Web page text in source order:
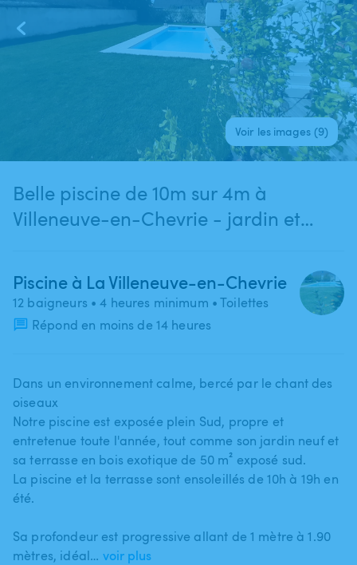
Voir les images (9)
Belle piscine de 10m sur 4m à
Villeneuve-en-Chevrie - jardin et
Piscine à La Villeneuve-en-Chevrie
12 baigneurs • 4 heures minimum • Toilettes
Répond en moins de 14 heures
Dans un environnement calme​,​ bercé par le chant des
oiseaux
Notre piscine est exposée plein Sud​,​ propre et
entretenue toute l'année​,​ tout comme son jardin neuf et
sa terrasse en bois exotique de 50 m² exposé sud.
La piscine et la terrasse sont ensoleillés de 10h à 19h en
été.
Sa profondeur est progressive allant de 1 mètre à 1.90
mètres​​,​​ idéal… voir plus